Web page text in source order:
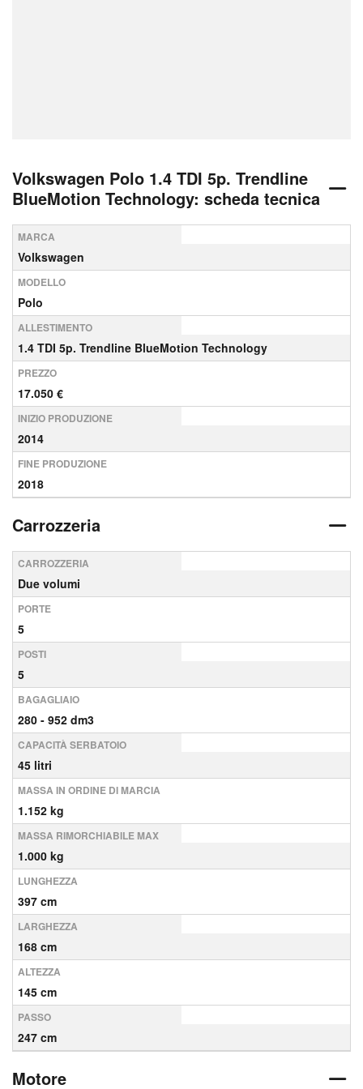
Volkswagen Polo 1.4 TDI 5p. Trendline
BlueMotion Technology: scheda tecnica
MARCA
Volkswagen
MODELLO
Polo
ALLESTIMENTO
1.4 TDI 5p. Trendline BlueMotion Technology
PREZZO
17.050 €
INIZIO PRODUZIONE
2014
FINE PRODUZIONE
2018
Carrozzeria
CARROZZERIA
Due volumi
PORTE
5
POSTI
5
BAGAGLIAIO
280 - 952 dm3
CAPACITÀ SERBATOIO
45 litri
MASSA IN ORDINE DI MARCIA
1.152 kg
MASSA RIMORCHIABILE MAX
1.000 kg
LUNGHEZZA
397 cm
LARGHEZZA
168 cm
ALTEZZA
145 cm
PASSO
247 cm
Motore